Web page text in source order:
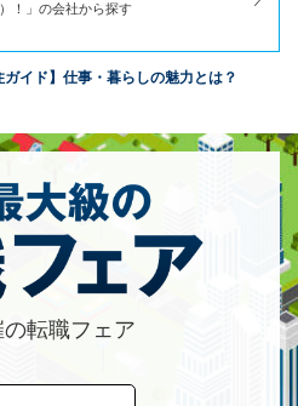
！」の会社から探す
ガイド】仕事・暮らしの魅力とは？
転職フェア